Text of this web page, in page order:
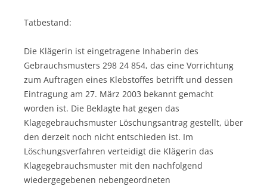
Tatbestand:
Die Klägerin ist eingetragene Inhaberin des
Gebrauchsmusters 298 24 854, das eine Vorrichtung
zum Auftragen eines Klebstoffes betrifft und dessen
Eintragung am 27. März 2003 bekannt gemacht
worden ist. Die Beklagte hat gegen das
Klagegebrauchsmuster Löschungsantrag gestellt, über
den derzeit noch nicht entschieden ist. Im
Löschungsverfahren verteidigt die Klägerin das
Klagegebrauchsmuster mit den nachfolgend
wiedergegebenen nebengeordneten